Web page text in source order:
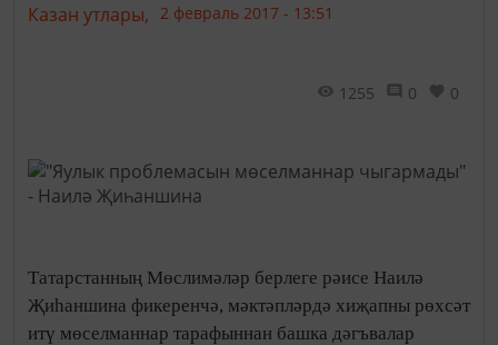
Казан утлары, 2 февраль 2017 - 13:51
1255 0 0
Татарстанның Мөслимәләр берлеге рәисе Наилә
Җиһаншина фикеренчә, мәктәпләрдә хиҗапны рөхсәт
итү мөселманнар тарафыннан башка дәгъвалар